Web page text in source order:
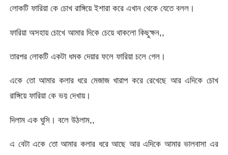
লোকটি ফারিয়া কে চোখ রাঙ্গিয়ে ইশারা করে এখান থেকে যেতে বলল।
ফারিয়া অসহায় চোখে আমার দিকে চেয়ে থাকলো কিছুক্ষন,,
তারপর লোকটি একটা ধমক দেয়ার ফলে ফারিয়া চলে গেল।
একে তো আমার কলার ধরে মেজাজ খারাপ করে রেখেছে আর এদিকে চোখ
রাঙ্গিয়ে ফারিয়া কে ভয় দেখায়।
দিলাম এক ঘুসি। বলে উঠলাম,,
এ বেটা একে তো আমার কলার ধরে আছে আর এদিকে আমার ভালবাসা এর